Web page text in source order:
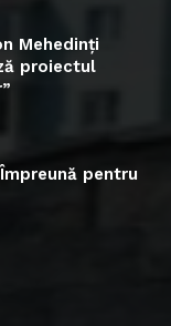
Mehedinți
proiectul
pentru